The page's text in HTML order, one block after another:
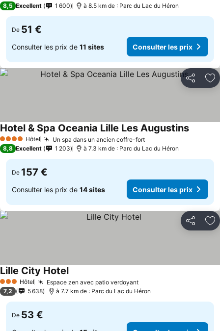
8,5 Excellent 1 600 à 8.5 km de : Parc du Lac du Héron
De 51 €
Consulter les prix de 11 sites Consulter les prix
Partager
4 Étoiles Hôtel Un spa dans un ancien coffre-fort
Hotel & Spa Oceania Lille Les Augustins
8,8 Excellent 1 203 à 7.3 km de : Parc du Lac du Héron
De 157 €
Consulter les prix de 14 sites Consulter les prix
Partager
3 ÉtoilesHôtel Espace zen avec patio verdoyant
Lille City Hotel
7,2 5 638 à 7.7 km de : Parc du Lac du Héron
De 53 €